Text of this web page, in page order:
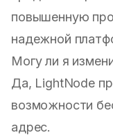
повышенную
надежной
Могу ли я
Да, LightNode
возможности
адрес.